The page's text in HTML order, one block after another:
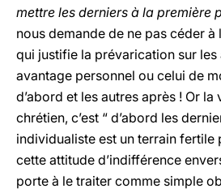
mettre les derniers à la première
nous demande de ne pas céder
qui justifie la prévarication sur
avantage personnel ou celui de
d’abord et les autres après ! Or la
chrétien, c’est “ d’abord les
individualiste est un terrain fertile
cette attitude d’indifférence
porte à le traiter comme simple